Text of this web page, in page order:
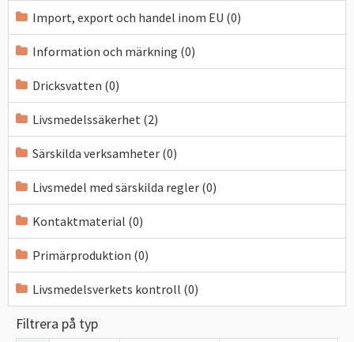
Import, export och handel inom EU (0)
Information och märkning (0)
Dricksvatten (0)
Livsmedelssäkerhet (2)
Särskilda verksamheter (0)
Livsmedel med särskilda regler (0)
Kontaktmaterial (0)
Primärproduktion (0)
Livsmedelsverkets kontroll (0)
Filtrera på typ